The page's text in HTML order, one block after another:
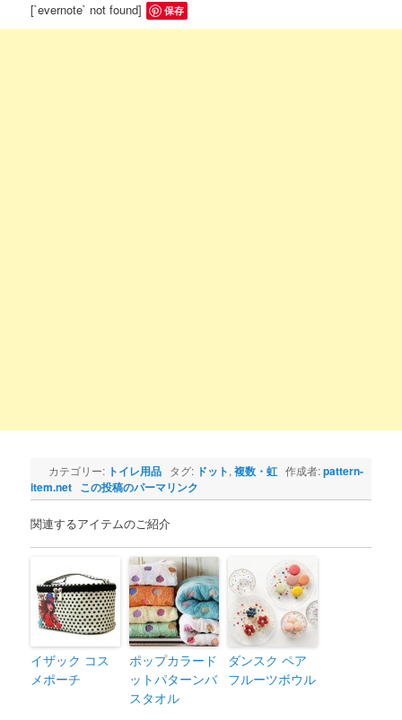
[`evernote` not found]
保存
カテゴリー: トイレ用品 タグ: ドット,複数・虹 作成者:pattern-
item.net この投稿のパーマリンク
関連するアイテムのご紹介
イザック コス
メポーチ
ポップカラード
ットパターンバ
スタオル
ダンスク ペア
フルーツボウル